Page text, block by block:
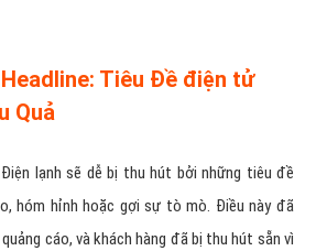
Tiêu Đề điện tử
Quả
lạnh sẽ dễ bị thu hút bởi những tiêu đề
hóm hỉnh hoặc gợi sự tò mò. Điều này đã
cáo, và khách hàng đã bị thu hút sẵn vì